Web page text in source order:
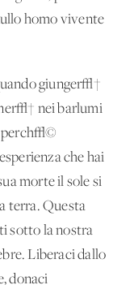
homo vivente
giunger√†
nei barlumi
perch√©
che hai
morte il sole si
terra. Questa
sotto la nostra
Liberaci dallo
donaci